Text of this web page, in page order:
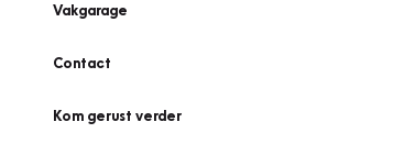
Vakgarage
Contact
Kom gerust verder